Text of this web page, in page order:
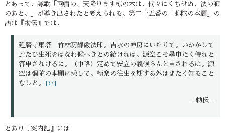
とあって、詠歌「両幡の、天降ります椋の木は、代々にくちせぬ、法の師
のあと。」が導き出されたと考えられる。第二十五番の「弥陀の本願」の
語は『勅伝』では、
延暦寺東塔 竹林房靜嚴法印。吉水の禅房にいたりて。いかかして
此たひ生死をはなれ候へきとの給けれは。源空こそ尋申たく侍れと
答申されけるに。（中略）定めて安立の義候らんと申されるは。源
空は彌陀の本願に乘して。極楽の往生を期する外はまたく知ること
なしと。
[37]
－勅伝－
とあり『案内記』には